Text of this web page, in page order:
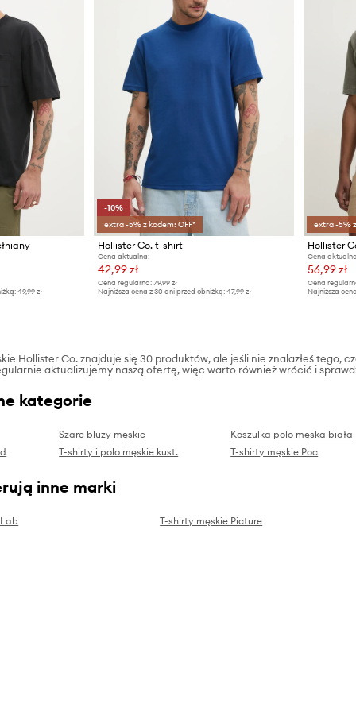
49,99 zł
-10%
extra -5% z kodem: OFF*
Hollister Co. t-shirt
Cena aktualna:
42,99 zł
Cena regularna: 79,99 zł
Najniższa cena z 30 dni przed obniżką: 47,99 zł
extra -5%
Hollister
Cena
56,99 zł
Cena
Najniższa
Hollister Co. znajduje się 30 produktów, ale jeśli nie znalazłeś tego,
aktualizujemy naszą ofertę, więc warto również wrócić i
kategorie
Szare bluzy męskie
Koszulka polo męska biała
T-shirty i polo męskie kust. T-shirty męskie Poc
inne marki
T-shirty męskie Picture